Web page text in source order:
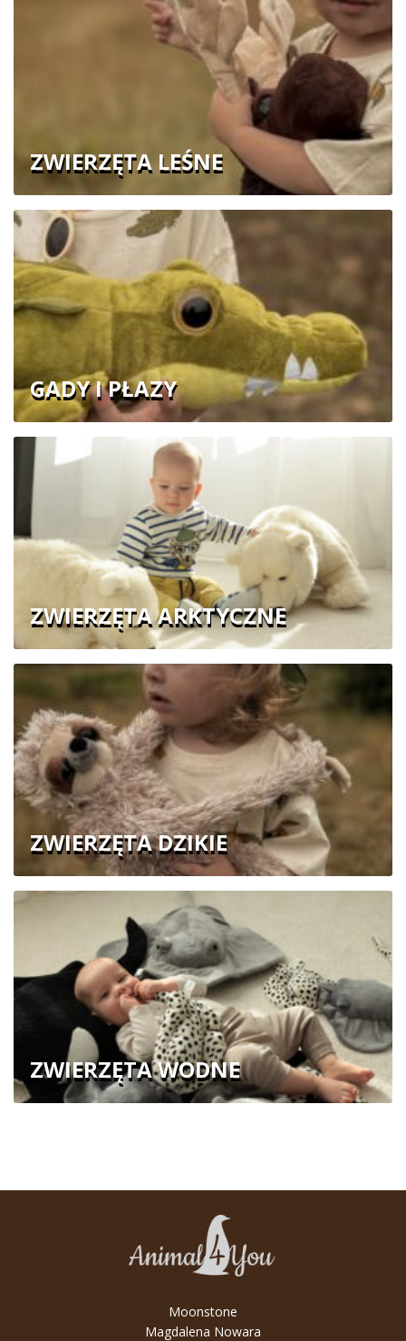
ZWIERZĘTA LEŚNE
GADY I PŁAZY
ZWIERZĘTA ARKTYCZNE
ZWIERZĘTA DZIKIE
ZWIERZĘTA WODNE
Moonstone
Magdalena Nowara